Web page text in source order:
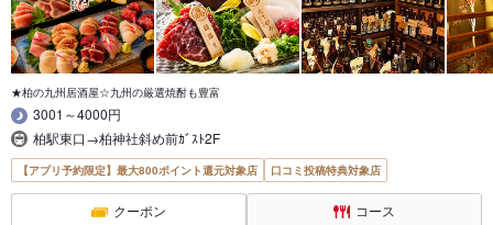
★柏の九州居酒屋☆九州の厳選焼酎も豊富
3001～4000円
柏駅東口→柏神社斜め前ｶﾞｽﾄ2F
【アプリ予約限定】最大800ポイント還元対象店 口コミ投稿特典対象店
クーポン コース